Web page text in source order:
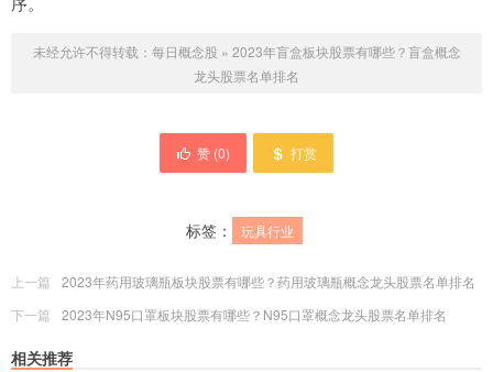
未经允许不得转载： 每日概念股 » 2023年盲盒板块股票有哪些？盲盒概念
龙头股票名单排名
赞 (0) 打赏
标签： 玩具行业
上一篇
2023年药用玻璃瓶板块股票有哪些？药用玻璃瓶概念龙头股票名单排名
下一篇
2023年N95口罩板块股票有哪些？N95口罩概念龙头股票名单排名
相关推荐